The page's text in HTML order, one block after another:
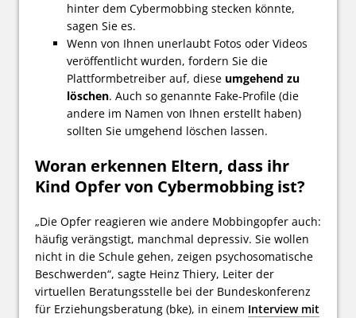
hinter dem Cybermobbing stecken könnte,
sagen Sie es.
Wenn von Ihnen unerlaubt Fotos oder Videos
veröffentlicht wurden, fordern Sie die
Plattformbetreiber auf, diese umgehend zu
löschen. Auch so genannte Fake-Profile (die
andere im Namen von Ihnen erstellt haben)
sollten Sie umgehend löschen lassen.
Woran erkennen Eltern, dass ihr
Kind Opfer von Cybermobbing ist?
„Die Opfer reagieren wie andere Mobbingopfer auch:
häufig verängstigt, manchmal depressiv. Sie wollen
nicht in die Schule gehen, zeigen psychosomatische
Beschwerden“, sagte Heinz Thiery, Leiter der
virtuellen Beratungsstelle bei der Bundeskonferenz
für Erziehungsberatung (bke), in einem Interview mit